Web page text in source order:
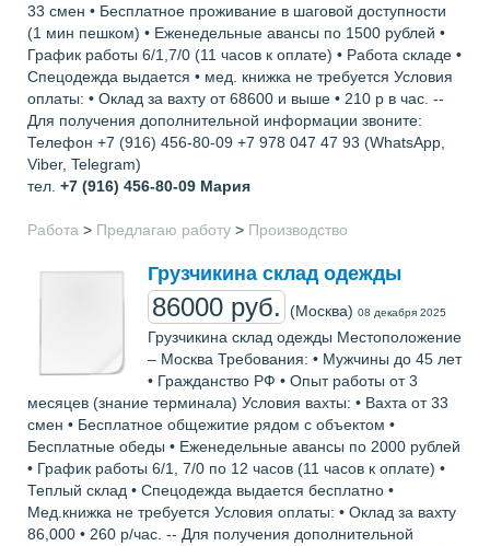
33 смен • Бесплатное проживание в шаговой доступности
(1 мин пешком) • Еженедельные авансы по 1500 рублей •
График работы 6/1,7/0 (11 часов к оплате) • Работа складе •
Спецодежда выдается • мед. книжка не требуется Условия
оплаты: • Оклад за вахту от 68600 и выше • 210 р в час. --
Для получения дополнительной информации звоните:
Телефон +7 (916) 456-80-09 +7 978 047 47 93 (WhatsApp,
Viber, Telegram)
тел. +7 (916) 456-80-09 Мария
Работа > Предлагаю работу > Производство
Грузчикина склад одежды
86000 руб. (Москва) 08 декабря 2025
Грузчикина склад одежды Местоположение
– Москва Требования: • Мужчины до 45 лет
• Гражданство РФ • Опыт работы от 3
месяцев (знание терминала) Условия вахты: • Вахта от 33
смен • Бесплатное общежитие рядом с объектом •
Бесплатные обеды • Еженедельные авансы по 2000 рублей
• График работы 6/1, 7/0 по 12 часов (11 часов к оплате) •
Теплый склад • Спецодежда выдается бесплатно •
Мед.книжка не требуется Условия оплаты: • Оклад за вахту
86,000 • 260 р/час. -- Для получения дополнительной